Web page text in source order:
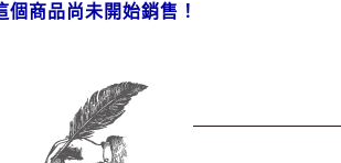
個商品尚未開始銷售！